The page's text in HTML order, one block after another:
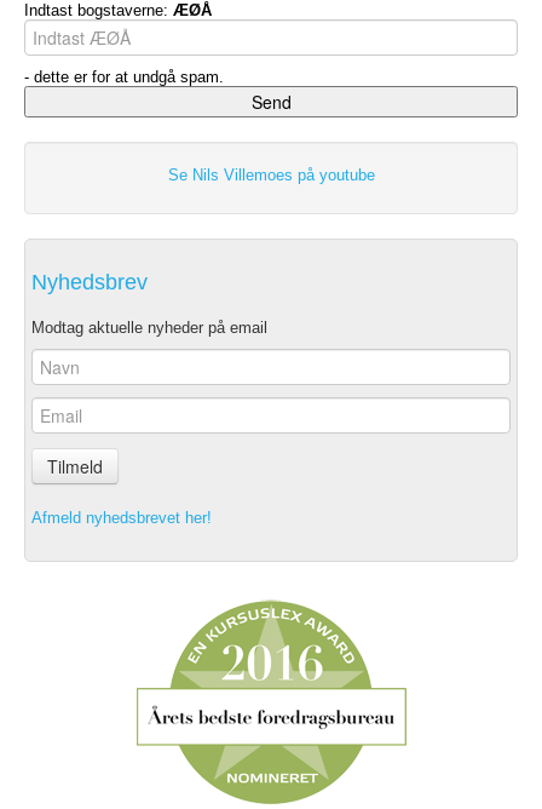
Indtast bogstaverne: ÆØÅ
- dette er for at undgå spam.
Se Nils Villemoes på youtube
Nyhedsbrev
Modtag aktuelle nyheder på email
Tilmeld
Afmeld nyhedsbrevet her!